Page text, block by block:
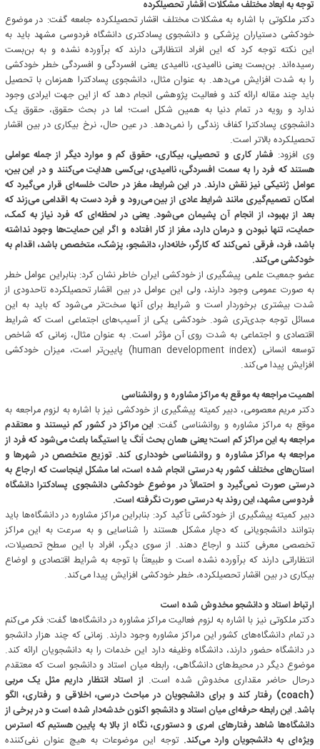
توجه به ابعاد مختلف مشکلات اقشار تحصیلکرده
دکتر ملکوتی با اشاره به مشکلات مختلف اقشار تحصیلکرده جامعه گفت: در موضوع
خودکشی دستیاران پزشکی و دانشجوی پسادکتری دانشگاه فردوسی مشهد باید به
این نکته توجه کرد که این افراد انتظاراتی دارند که برآورده نشده و به بن‌بست
رسیده‌اند. بن‌بست یعنی ناامیدی، ناامیدی یعنی افسردگی و افسردگی خطر خودکشی
را به شدت افزایش می‌دهد. به عنوان مثال، دانشجوی پسادکترا همزمان با تحصیل
باید چند مقاله ارائه کند و فعالیت پژوهشی انجام دهد که از این جهت ایرادی وجود
ندارد و رویه در تمام دنیا به همین شکل است؛ اما در بحث حقوق، حقوق یک
دانشجوی پسادکترا کفاف زندگی را نمی‌دهد. در عین حال، نرخ بیکاری در بین اقشار
تحصیلکرده بالاتر است.
وی افزود: فشار کاری و تحصیلی، بیکاری، حقوق کم و موارد دیگر از جمله عواملی
هستند که فرد را به سمت افسردگی، ناامیدی، بی‌کسی هدایت می‌کنند و در این بین،
عوامل ژنتیکی نیز نقش دارند. در این شرایط، مغز در حالت خلسه‌ای قرار می‌گیرد که
امکان تصمیم‌گیری مانند شرایط عادی از بین می‌رود و فرد دست به اقدامی می‌زند که
بعد از بهبود، از انجام آن پشیمان می‌شود. یعنی در لحظه‌ای که فرد نیاز به کمک،
حمایت، تنها نبودن و درمان دارد، مغز از کار افتاده و اگر این حمایت‌ها وجود نداشته
باشد، فرد، فرقی نمی‌کند که کارگر، خانه‌دار، دانشجو، پزشک، متخصص باشد، اقدام به
خودکشی می‌کند.
عضو جمعیت علمی پیشگیری از خودکشی ایران خاطر نشان کرد: بنابراین عوامل خطر
به صورت عمومی وجود دارند، ولی این عوامل در بین اقشار تحصیلکرده تاحدودی از
شدت بیشتری برخوردار است و شرایط برای آنها سخت‌تر می‌شود که باید به این
مسائل توجه جدی‌تری شود. خودکشی یکی از آسیب‌های اجتماعی است که شرایط
اقتصادی و اجتماعی به شدت روی آن مؤثر است. به عنوان مثال، زمانی که شاخص
توسعه انسانی (human development index) پایین‌تر است، میزان خودکشی
افزایش پیدا می‌کند.
اهمیت مراجعه به موقع به مراکز مشاوره و روانشناسی
دکتر مریم معصومی، دبیر کمیته پیشگیری از خودکشی نیز با اشاره به لزوم مراجعه به
موقع به مراکز مشاوره و روانشناسی گفت:این مراکز در کشور کم نیستند و معتقدم
مراجعه به این مراکز کم است؛ یعنی همان بحث اَنگ یا استیگما باعث می‌شود که فرد از
مراجعه به مراکز مشاوره و روانشناسی خودداری کند. توزیع متخصص در شهرها و
استان‌های مختلف کشور به درستی انجام شده است، اما مشکل اینجاست که ارجاع به
درستی صورت نمی‌گیرد و احتمالاً در موضوع خودکشی دانشجوی پسادکترا دانشگاه
فردوسی مشهد، این روند به درستی صورت نگرفته است.
دبیر کمیته پیشگیری از خودکشی تأکید کرد: بنابراین مراکز مشاوره در دانشگاه‌ها باید
بتوانند دانشجویانی که دچار مشکل هستند را شناسایی و به سرعت به این مراکز
تخصصی معرفی کنند و ارجاع دهند. از سوی دیگر، افراد با این سطح تحصیلات،
انتظاراتی دارند که برآورده نشده است و طبیعتاً با توجه به شرایط اقتصادی و اوضاع
بیکاری در بین اقشار تحصیلکرده، خطر خودکشی افزایش پیدا می‌کند.
ارتباط استاد و دانشجو مخدوش شده است
دکتر ملکوتی نیز با اشاره به لزوم فعالیت مراکز مشاوره در دانشگاه‌ها گفت: فکر می‌کنم
در تمام دانشگاه‌های کشور این مراکز مشاوره وجود دارند. زمانی که چند هزار دانشجو
در دانشگاه حضور دارند، دانشگاه وظیفه دارد این خدمات را به دانشجویان ارائه کند.
موضوع دیگر در محیط‌های دانشگاهی، رابطه میان استاد و دانشجو است که معتقدم
درحال حاضر مقداری مخدوش شده است.از استاد انتظار داریم مثل یک مربی
(coach) رفتار کند و برای دانشجویان در مباحث درسی، اخلاقی و رفتاری، الگو
باشد. این رابطه حرفه‌ای میان استاد و دانشجو اکنون خدشه‌دار شده است و در برخی از
دانشگاه‌ها شاهد رفتارهای امری و دستوری، نگاه از بالا به پایین هستیم که استرس
ویژه‌ای به دانشجویان وارد می‌کند. توجه این موضوعات به هیچ عنوان نفی‌کننده